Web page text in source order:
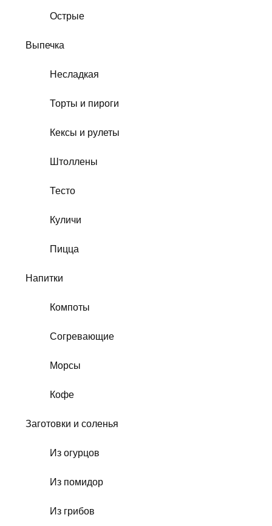
Острые
Выпечка
Несладкая
Торты и пироги
Кексы и рулеты
Штоллены
Тесто
Куличи
Пицца
Напитки
Компоты
Согревающие
Морсы
Кофе
Заготовки и соленья
Из огурцов
Из помидор
Из грибов